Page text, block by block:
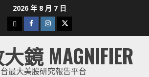
2026 年 8 月 7 日
下
載
美
股
Facebook
Instagram
Twitter
鏡 MAGNIFIER
最大美股研究報告平台